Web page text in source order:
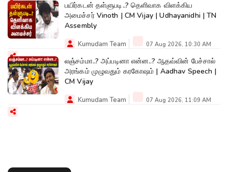
பயிர்கடன் தள்ளுபடி..? தெளிவாக விளக்கிய
அமைச்சர் Vinoth | CM Vijay | Udhayanidhi | TN
Assembly
Kumudam Team 07 Aug 2026, 10:30 AM
லஞ்சம்மா..? அப்படினா என்ன..? ஆதவ்வின் பேச்சால்
அரங்கம் முழுவதும் கரகோஷம் | Aadhav Speech |
CM Vijay
Kumudam Team 07 Aug 2026, 11:09 AM